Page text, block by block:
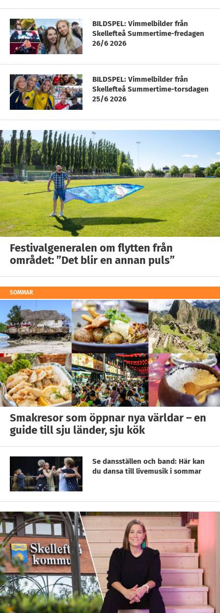
BILDSPEL: Vimmelbilder från
Skellefteå Summertime-fredagen
26/6 2026
BILDSPEL: Vimmelbilder från
Skellefteå Summertime-torsdagen
25/6 2026
Festivalgeneralen om flytten från
området: ”Det blir en annan puls”
SOMMAR
Smakresor som öppnar nya världar – en
guide till sju länder, sju kök
Se dansställen och band: Här kan
du dansa till livemusik i sommar